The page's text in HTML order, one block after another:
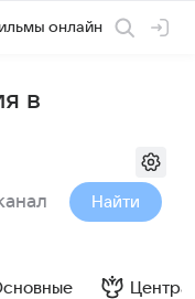
онлайн
в
Найти